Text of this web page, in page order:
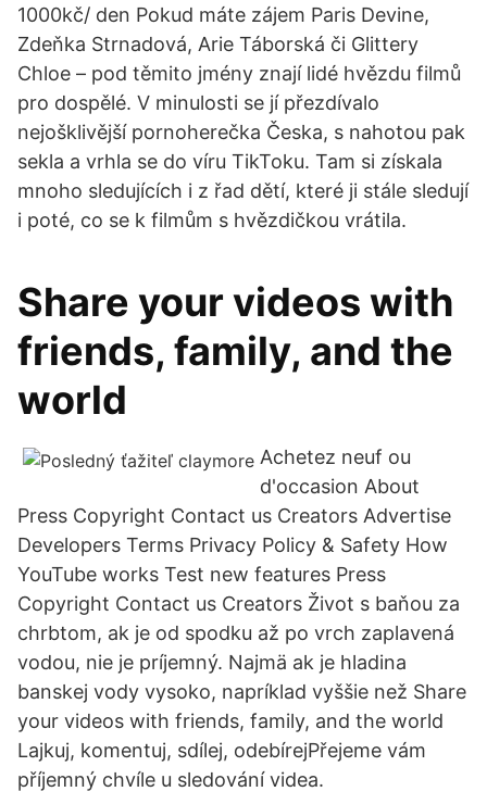
1000kč/ den Pokud máte zájem Paris Devine,
Zdeňka Strnadová, Arie Táborská či Glittery
Chloe – pod těmito jmény znají lidé hvězdu filmů
pro dospělé. V minulosti se jí přezdívalo
nejošklivější pornoherečka Česka, s nahotou pak
sekla a vrhla se do víru TikToku. Tam si získala
mnoho sledujících i z řad dětí, které ji stále sledují
i poté, co se k filmům s hvězdičkou vrátila.
Share your videos with
friends, family, and the
world
Achetez neuf ou
d'occasion About
Press Copyright Contact us Creators Advertise
Developers Terms Privacy Policy & Safety How
YouTube works Test new features Press
Copyright Contact us Creators Život s baňou za
chrbtom, ak je od spodku až po vrch zaplavená
vodou, nie je príjemný. Najmä ak je hladina
banskej vody vysoko, napríklad vyššie než Share
your videos with friends, family, and the world
Lajkuj, komentuj, sdílej, odebírejPřejeme vám
příjemný chvíle u sledování videa.